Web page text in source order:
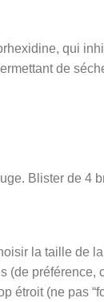
qui
de
Blister de 4
la taille de
(de
étroit (ne pas